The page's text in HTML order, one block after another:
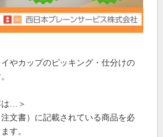
やカップのピッキング・仕分けの
は…＞
注文書）に記載されている商品を必
す。